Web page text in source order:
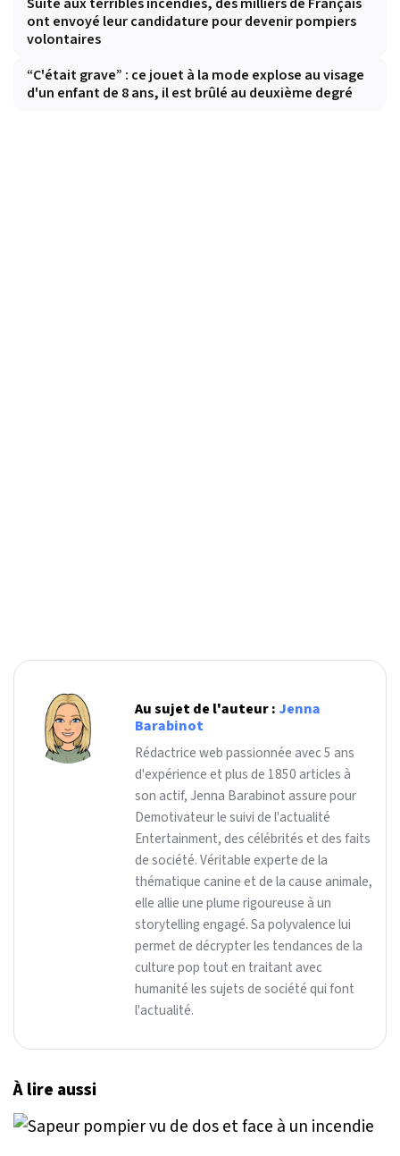
ont envoyé leur candidature pour devenir pompiers
volontaires
“C'était grave” : ce jouet à la mode explose au visage
d'un enfant de 8 ans, il est brûlé au deuxième degré
Au sujet de l'auteur : Jenna
Barabinot
Rédactrice web passionnée avec 5 ans
d'expérience et plus de 1850 articles à
son actif, Jenna Barabinot assure pour
Demotivateur le suivi de l'actualité
Entertainment, des célébrités et des faits
de société. Véritable experte de la
thématique canine et de la cause animale,
elle allie une plume rigoureuse à un
storytelling engagé. Sa polyvalence lui
permet de décrypter les tendances de la
culture pop tout en traitant avec
humanité les sujets de société qui font
l'actualité.
À lire aussi